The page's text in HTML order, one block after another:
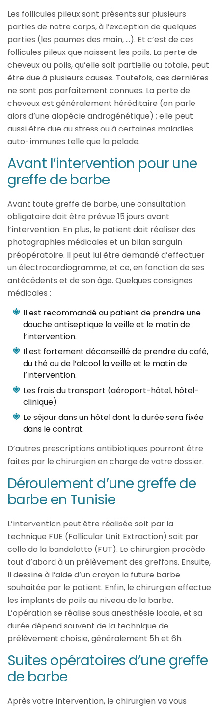
Les follicules pileux sont présents sur plusieurs
parties de notre corps, à l’exception de quelques
parties (les paumes des main, …). Et c’est de ces
follicules pileux que naissent les poils. La perte de
cheveux ou poils, qu’elle soit partielle ou totale, peut
être due à plusieurs causes. Toutefois, ces dernières
ne sont pas parfaitement connues. La perte de
cheveux est généralement héréditaire (on parle
alors d’une alopécie androgénétique) ; elle peut
aussi être due au stress ou à certaines maladies
auto-immunes telle que la pelade.
Avant l’intervention pour une
greffe de barbe
Avant toute greffe de barbe, une consultation
obligatoire doit être prévue 15 jours avant
l’intervention. En plus, le patient doit réaliser des
photographies médicales et un bilan sanguin
préopératoire. Il peut lui être demandé d’effectuer
un électrocardiogramme, et ce, en fonction de ses
antécédents et de son âge. Quelques consignes
médicales :
Il est recommandé au patient de prendre une
douche antiseptique la veille et le matin de
l’intervention.
Il est fortement déconseillé de prendre du café,
du thé ou de l’alcool la veille et le matin de
l’intervention.
Les frais du transport (aéroport-hôtel, hôtel-
clinique)
Le séjour dans un hôtel dont la durée sera fixée
dans le contrat.
D’autres prescriptions antibiotiques pourront être
faites par le chirurgien en charge de votre dossier.
Déroulement d’une greffe de
barbe en Tunisie
L’intervention peut être réalisée soit par la
technique FUE (Follicular Unit Extraction) soit par
celle de la bandelette (FUT). Le chirurgien procède
tout d’abord à un prélèvement des greffons. Ensuite,
il dessine à l’aide d’un crayon la future barbe
souhaitée par le patient. Enfin, le chirurgien effectue
les implants de poils au niveau de la barbe.
L’opération se réalise sous anesthésie locale, et sa
durée dépend souvent de la technique de
prélèvement choisie, généralement 5h et 6h.
Suites opératoires d’une greffe
de barbe
Après votre intervention, le chirurgien va vous